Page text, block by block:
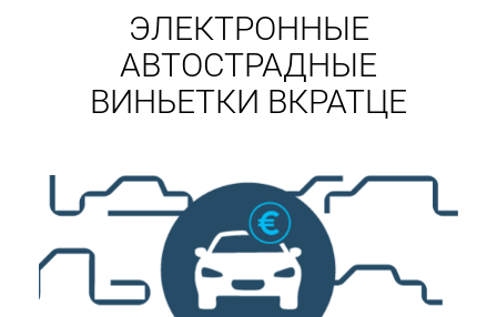
ЭЛЕКТРОННЫЕ
АВТОСТРАДНЫЕ
ВИНЬЕТКИ ВКРАТЦЕ